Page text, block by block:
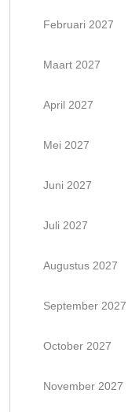
Februari 2027
Maart 2027
April 2027
Mei 2027
Juni 2027
Juli 2027
Augustus 2027
September 2027
October 2027
November 2027